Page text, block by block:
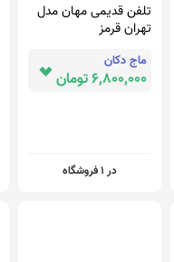
تلفن قدیمی مهان مدل
تهران قرمز
ماج دکان
6,800,000 تومان
در 1 فروشگاه